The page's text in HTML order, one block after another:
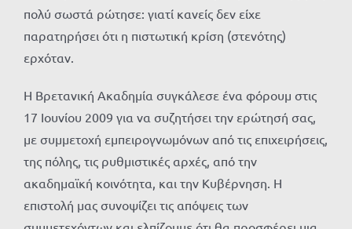
πολύ σωστά ρώτησε: γιατί κανείς δεν είχε
παρατηρήσει ότι η πιστωτική κρίση (στενότης)
ερχόταν.
Η Βρετανική Ακαδημία συγκάλεσε ένα φόρουμ στις
17 Ιουνίου 2009 για να συζητήσει την ερώτησή σας,
με συμμετοχή εμπειρογνωμόνων από τις επιχειρήσεις,
της πόλης, τις ρυθμιστικές αρχές, από την
ακαδημαϊκή κοινότητα, και την Κυβέρνηση. Η
επιστολή μας συνοψίζει τις απόψεις των